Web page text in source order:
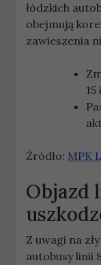
łódzkich
obejmują
zawieszenia
15
Źródło: MPK
Objazd
Z uwagi na
autobusy linii